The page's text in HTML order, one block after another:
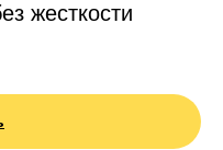
жесткости